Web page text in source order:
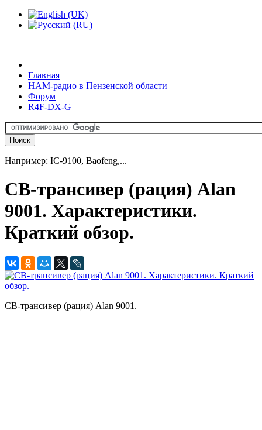
Главная
HAM-радио в Пензенской области
Форум
R4F-DX-G
Например: IC-9100, Baofeng,...
CB-трансивер (рация) Alan
9001. Характеристики.
Краткий обзор.
CB-трансивер (рация) Alan 9001.